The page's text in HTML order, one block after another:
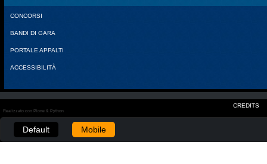
CONCORSI
BANDI DI GARA
PORTALE APPALTI
ACCESSIBILITÀ
CREDITS
Realizzato con Plone & Python
Default Mobile